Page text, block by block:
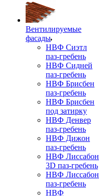
Вентилируемые
фасады
НВФ Сиэтл
паз-гребень
НВФ Сидней
паз-гребень
НВФ Брисбен
паз-гребень
НВФ Брисбен
под затирку
НВФ Денвер
паз-гребень
НВФ Дижон
паз-гребень
НВФ Лиссабон
3D паз-гребень
НВФ Лиссабон
паз-гребень
НВФ